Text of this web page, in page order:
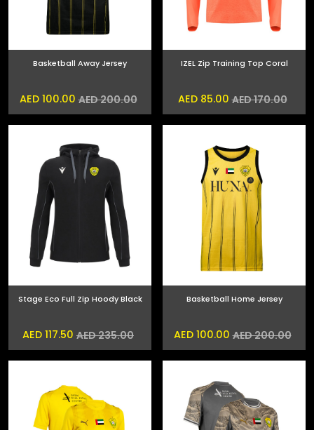
IZEL Zip Training Top Coral
AED 170.00
AED 85.00
Basketball Away Jersey
AED 200.00
AED 100.00
Basketball Home Jersey
AED 200.00
AED 100.00
Stage Eco Full Zip Hoody Black
AED 235.00